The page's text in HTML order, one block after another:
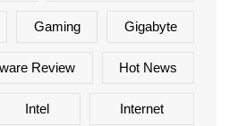
Gaming Gigabyte
Review Hot News
Intel Internet